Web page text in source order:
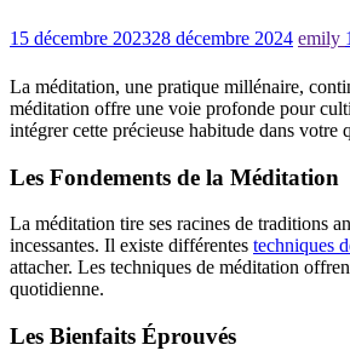
15 décembre 202328 décembre 2024 emily
La méditation, une pratique millénaire,
méditation offre une voie profonde pour
intégrer cette précieuse habitude dans votre
Les Fondements de la Méditation
La méditation tire ses racines de traditions
incessantes. Il existe différentes techniques
attacher. Les techniques de méditation
quotidienne.
Les Bienfaits Éprouvés